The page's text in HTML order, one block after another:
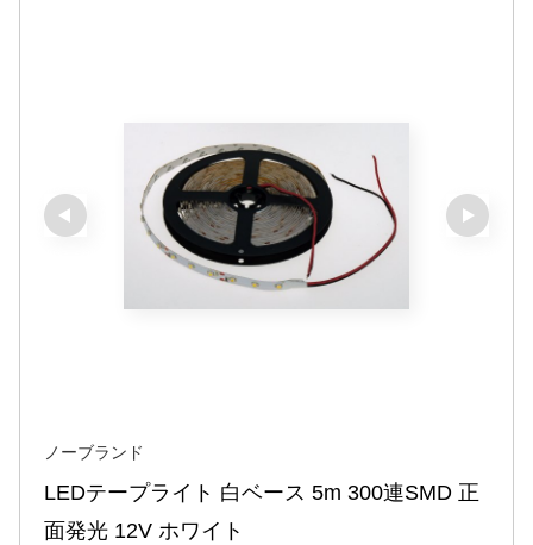
ノーブランド
LEDテープライト 白ベース 5m 300連SMD 正
面発光 12V ホワイト